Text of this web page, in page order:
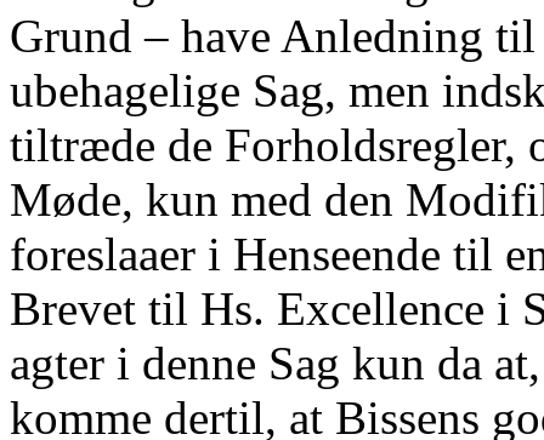
Grund – have Anledning
ubehagelige Sag, men
tiltræde de Forholdsregler,
Møde, kun med den
foreslaaer i Henseende til
Brevet til Hs. Excellence i
agter i denne Sag kun da
komme dertil, at Bissens